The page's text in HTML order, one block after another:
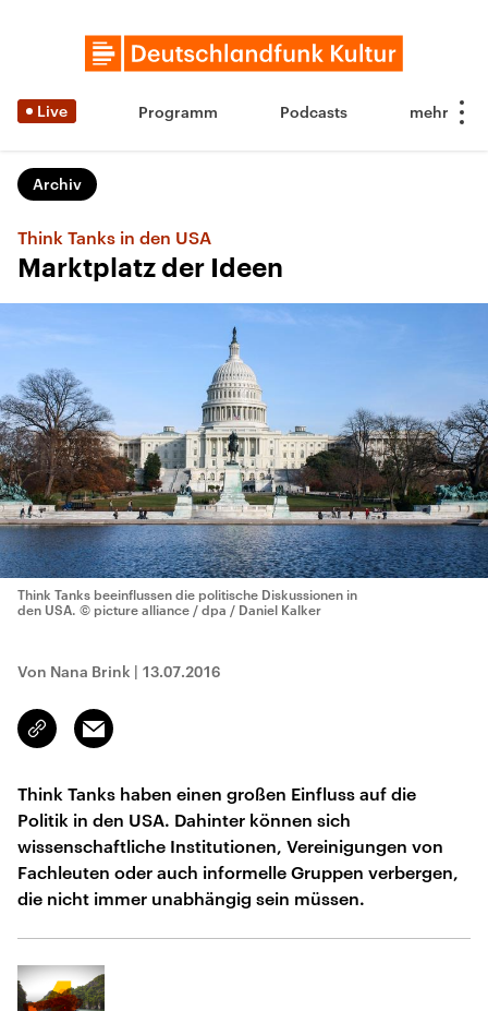
Live Programm Podcasts
Archiv
Think Tanks in den USA
Marktplatz der Ideen
Think Tanks beeinflussen die politische Diskussionen in
den USA. © picture alliance / dpa / Daniel Kalker
Von Nana Brink | 13.07.2016
Link
kopieren/teilen
Email
Think Tanks haben einen großen Einfluss auf die
Politik in den USA. Dahinter können sich
wissenschaftliche Institutionen, Vereinigungen von
Fachleuten oder auch informelle Gruppen verbergen,
die nicht immer unabhängig sein müssen.